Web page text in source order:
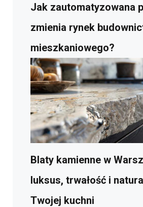
Jak zautomatyzowana
zmienia rynek
mieszkaniowego?
Blaty kamienne w
luksus, trwałość i
Twojej kuchni